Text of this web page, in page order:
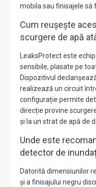
mobila sau finisajele să
Cum reușește
scurgere de apă
LeaksProtect este
sensibile, plasate pe
Dispozitivul
realizează un circuit
configurație permite
direcție provine
și la un strat de apă de
Unde este
detector de
Datorită dimensiunilor
și a finisajului negru